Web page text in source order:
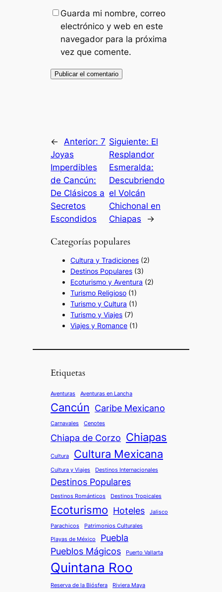
Guarda mi nombre, correo
electrónico y web en este
navegador para la próxima
vez que comente.
← Anterior:7
Joyas
Imperdibles
de Cancún:
De Clásicos a
Secretos
Escondidos
Siguiente: El
Resplandor
Esmeralda:
Descubriendo
el Volcán
Chichonal en
Chiapas
→
Categorías populares
Cultura y Tradiciones (2)
Destinos Populares (3)
Ecoturismo y Aventura (2)
Turismo Religioso (1)
Turismo y Cultura (1)
Turismo y Viajes (7)
Viajes y Romance (1)
Etiquetas
Aventuras Aventuras en Lancha
Cancún Caribe Mexicano
Carnavales Cenotes
Chiapa de Corzo Chiapas
Cultura Cultura Mexicana
Cultura y Viajes Destinos Internacionales
Destinos Populares
Destinos Románticos Destinos Tropicales
Ecoturismo Hoteles Jalisco
Parachicos Patrimonios Culturales
Playas de México
Puebla
Pueblos Mágicos
Puerto Vallarta
Quintana Roo
Reserva de la Biósfera
Riviera Maya